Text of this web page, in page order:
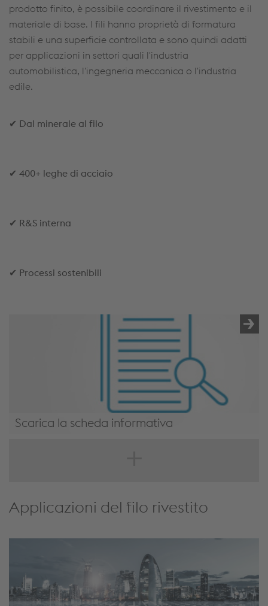
prodotto finito, è possibile coordinare il rivestimento e il
materiale di base. I fili hanno proprietà di formatura
stabili e una superficie controllata e sono quindi adatti
per applicazioni in settori quali l'industria
automobilistica, l'ingegneria meccanica o l'industria
edile.
✔ Dal minerale al filo
✔ 400+ leghe di acciaio
✔ R&S interna
✔ Processi sostenibili
Scarica la scheda informativa
Applicazioni del filo rivestito